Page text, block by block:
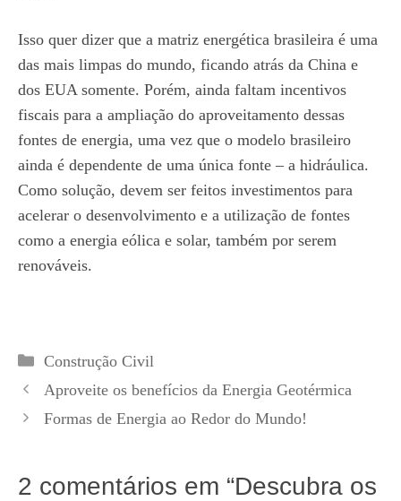
Isso quer dizer que a matriz energética brasileira é uma
das mais limpas do mundo, ficando atrás da China e
dos EUA somente. Porém, ainda faltam incentivos
fiscais para a ampliação do aproveitamento dessas
fontes de energia, uma vez que o modelo brasileiro
ainda é dependente de uma única fonte – a hidráulica.
Como solução, devem ser feitos investimentos para
acelerar o desenvolvimento e a utilização de fontes
como a energia eólica e solar, também por serem
renováveis.
Categorias
Construção Civil
Aproveite os benefícios da Energia Geotérmica
Formas de Energia ao Redor do Mundo!
2 comentários em “Descubra os